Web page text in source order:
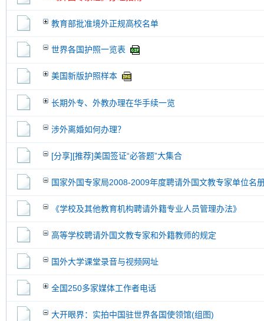
教育部批准境外正规高校名单
世界各国护照一览表
美国新版护照样本
长期外专、外教办理在华手续一览
涉外离婚如何办理？
[分享][推荐]美国签证“必答题”大集合
国家外国专家局2008-2009年度聘请外国文教专家单位名
《学校及其他教育机构聘请外籍专业人员管理办法》
高等学校聘请外国文教专家和外籍教师的规定
国外大学课堂录音与视频网址
全国250多家媒体工作者电话
大开眼界：实拍中国驻世界各国使领馆(组图)